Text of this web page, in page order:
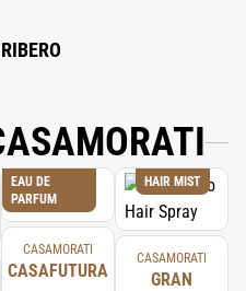
EAU DE
PARFUM
CASAMORATI
CASAFUTURA
HAIR MIST
CASAMORATI
GRAN